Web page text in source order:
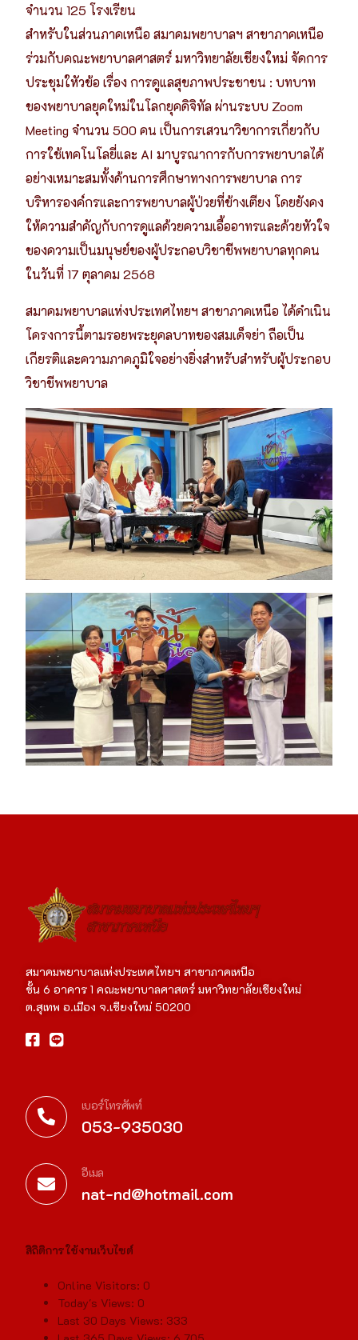
จำนวน 125 โรงเรียน
สำหรับในส่วนภาคเหนือ สมาคมพยาบาลฯ สาขาภาคเหนือ
ร่วมกับคณะพยาบาลศาสตร์ มหาวิทยาลัยเชียงใหม่ จัดการ
ประชุมใหัวข้อ เรื่อง การดูแลสุขภาพประชาชน : บทบาท
ของพยาบาลยุคใหม่ในโลกยุคดิจิทัล ผ่านระบบ Zoom
Meeting จำนวน 500 คน เป็นการเสวนาวิชาการเกี่ยวกับ
การใช้เทคโนโลยี่และ AI มาบูรณาการกับการพยาบาลได้
อย่างเหมาะสมทั้งด้านการศึกษาทางการพยาบาล การ
บริหารองค์กรและการพยาบาลผู้ป่วยที่ข้างเตียง โดยยังคง
ให้ความสำคัญกับการดูแลด้วยความเอื้ออาทรและด้วยหัวใจ
ของความเป็นมนุษย์ของผู้ประกอบวิชาชีพพยาบาลทุกคน
ในวันที่ 17 ตุลาคม 2568
สมาคมพยาบาลแห่งประเทศไทยฯ สาขาภาคเหนือ ได้ดำเนิน
โครงการนี้ตามรอยพระยุคลบาทของสมเด็จย่า ถือเป็น
เกียรติและความภาคภูมิใจอย่างยิ่งสำหรับสำหรับผู้ประกอบ
วิชาชีพพยาบาล
สมาคมพยาบาลแห่งประเทศไทยฯ สาขาภาคเหนือ
ชั้น 6 อาคาร 1 คณะพยาบาลศาสตร์ มหาวิทยาลัยเชียงใหม่
ต.สุเทพ อ.เมือง จ.เชียงใหม่ 50200
เบอร์โทรศัพท์
053-935030
อีเมล
nat-nd@hotmail.com
สิถิติการใช้งานเว็บไซต์
Online Visitors: 0
Today's Views: 0
Last 30 Days Views: 333